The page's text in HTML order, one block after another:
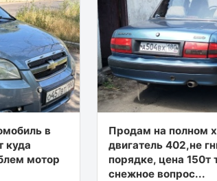
в
куда
мотор
Продам на полном
двигатель 402,не
порядке, цена 150т
снежное вопрос...